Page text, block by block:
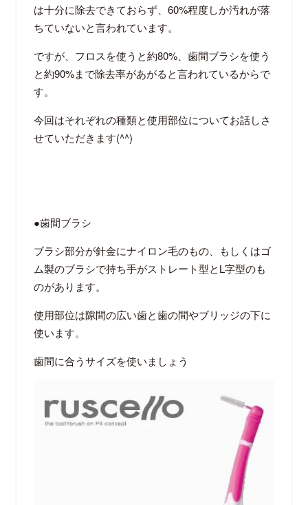
は十分に除去できておらず、 60%程度しか汚れが落
ちていないと言われています。
ですが、フロスを使うと約80%、歯間ブラシを使う
と約90%まで除去率があがると言われているからで
す。
今回はそれぞれの種類と使用部位についてお話しさ
せていただきます(^^)
●歯間ブラシ
ブラシ部分が針金にナイロン毛のもの、もしくはゴ
ム製のブラシで持ち手がストレート型とL字型のも
のがあります。
使用部位は隙間の広い歯と歯の間やブリッジの下に
使います。
歯間に合うサイズを使いましょう